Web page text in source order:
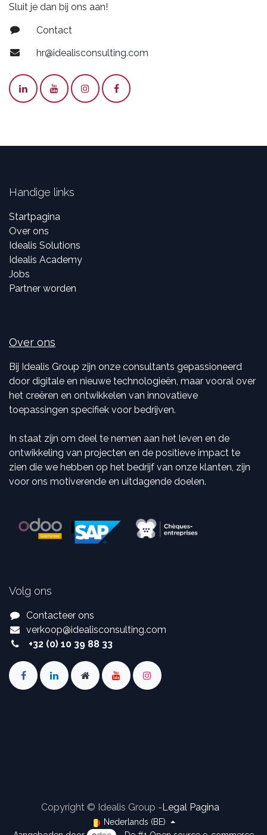
Sluit je dan bij ons aan!
Contact
hr@idealisconsulting.com
Handige links
Startpagina
Over ons
Idealis Solutions
Idealis Academy
Jobs
Partner worden
Over ons
Bij Idealis Group zijn onze consultants gepassioneerd
door digitale en nieuwe technologieën, maar vooral over
het creëren en ontwikkelen van innovatieve
toepassingen specifiek voor bedrijven.
In staat zijn om deel te nemen aan het leven en de
ontwikkeling van projecten en de positieve impact te
zien die we hebben op het bedrijf van onze klanten, zijn
voor ons motiverende en uitdagende doelen.
Volg ons
Contacteer ons
verkoop@idealisconsulting.com
+32 (0) 10 39 88 33
Copyright © Idealis Group -Legal Pagina
Nederlands (BE)